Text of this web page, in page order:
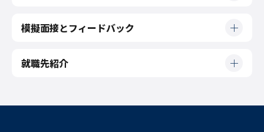
模擬面接とフィードバック
就職先紹介